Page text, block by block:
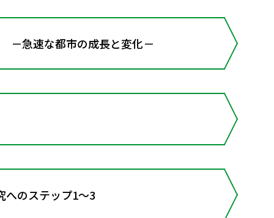
速な都市の成長と変化－
へのステップ1～3